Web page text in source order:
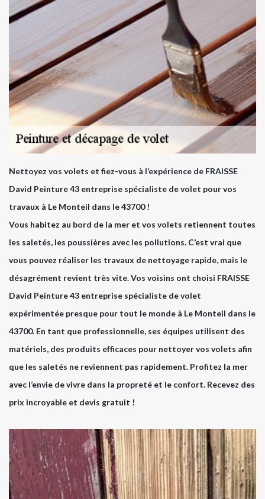
Nettoyez vos volets et fiez-vous à l’expérience de FRAISSE
David Peinture 43 entreprise spécialiste de volet pour vos
travaux à Le Monteil dans le 43700 !
Vous habitez au bord de la mer et vos volets retiennent toutes
les saletés, les poussières avec les pollutions. C’est vrai que
vous pouvez réaliser les travaux de nettoyage rapide, mais le
désagrément revient très vite. Vos voisins ont choisi FRAISSE
David Peinture 43 entreprise spécialiste de volet
expérimentée presque pour tout le monde à Le Monteil dans le
43700. En tant que professionnelle, ses équipes utilisent des
matériels, des produits efficaces pour nettoyer vos volets afin
que les saletés ne reviennent pas rapidement. Profitez la mer
avec l’envie de vivre dans la propreté et le confort. Recevez des
prix incroyable et devis gratuit !